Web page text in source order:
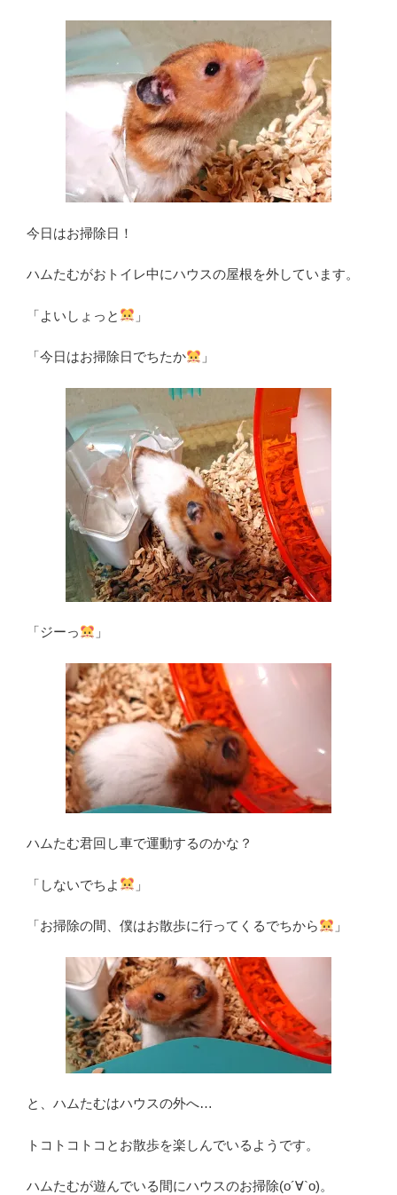
今日はお掃除日！
ハムたむがおトイレ中にハウスの屋根を外しています。
「よいしょっと 」
「今日はお掃除日でちたか 」
「ジーっ 」
ハムたむ君回し車で運動するのかな？
「しないでちよ 」
「お掃除の間、僕はお散歩に行ってくるでちから 」
と、ハムたむはハウスの外へ…
トコトコトコとお散歩を楽しんでいるようです。
ハムたむが遊んでいる間にハウスのお掃除(о´∀`о)。